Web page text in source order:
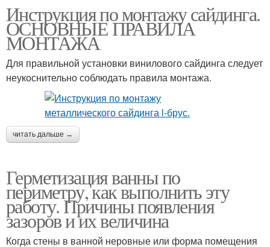
Инструкция по монтажу сайдинга.
ОСНОВНЫЕ ПРАВИЛА
МОНТАЖА
Для правильной установки винилового сайдинга следует
неукоснительно соблюдать правила монтажа.
читать дальше →
Герметизация ванны по
периметру, как выполнить эту
работу. Причины появления
зазоров и их величина
Когда стены в ванной неровные или форма помещения